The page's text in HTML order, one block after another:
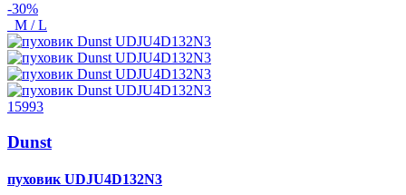
-30%
M / L
15993
Dunst
пуховик UDJU4D132N3